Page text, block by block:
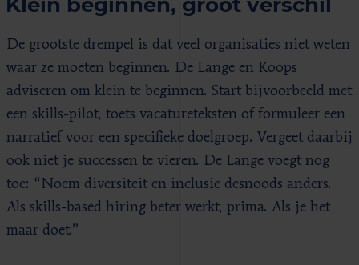
De grootste drempel is dat veel organisaties niet weten
waar ze moeten beginnen. De Lange en Koops
adviseren om klein te beginnen. Start bijvoorbeeld met
een skills-pilot, toets vacatureteksten of formuleer een
narratief voor een specifieke doelgroep. Vergeet daarbij
ook niet je successen te vieren. De Lange voegt nog
toe: “Noem diversiteit en inclusie desnoods anders.
Als skills-based hiring beter werkt, prima. Als je het
maar doet.”